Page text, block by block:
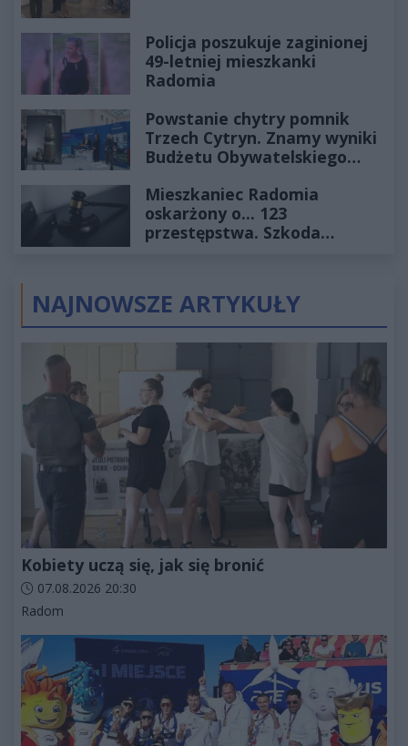
Policja poszukuje zaginionej
49-letniej mieszkanki
Radomia
Powstanie chytry pomnik
Trzech Cytryn. Znamy wyniki
Budżetu Obywatelskiego
Mieszkaniec Radomia
oskarżony o... 123
przestępstwa. Szkoda
NAJNOWSZE ARTYKUŁY
Kobiety uczą się, jak się bronić
Data dodania artykułu:
07.08.2026 20:30
Kategorie artykułu:
Radom